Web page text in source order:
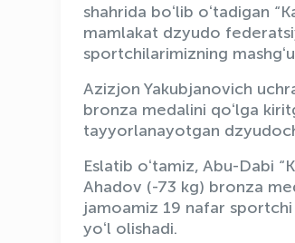
shahrida boʻlib oʻtadigan
mamlakat dzyudo
sportchilarimizning
Azizjon Yakubjanovich
bronza medalini qoʻlga
tayyorlanayotgan
Eslatib oʻtamiz, Abu-Dabi
Ahadov (-73 kg) bronza
jamoamiz 19 nafar
yoʻl olishadi.